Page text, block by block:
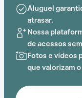
Educ. de Iniciana
experiência.
Aluguel
atrasar.
Nossa
de acessos
Fotos e vídeos
que valorizam